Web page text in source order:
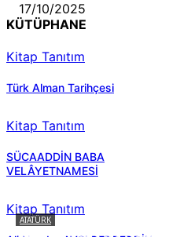
17/10/2025
KÜTÜPHANE
Kitap Tanıtım
Türk Alman Tarihçesi
Kitap Tanıtım
SÜCAADDİN BABA
VELÂYETNAMESİ
Kitap Tanıtım
ATATÜRK